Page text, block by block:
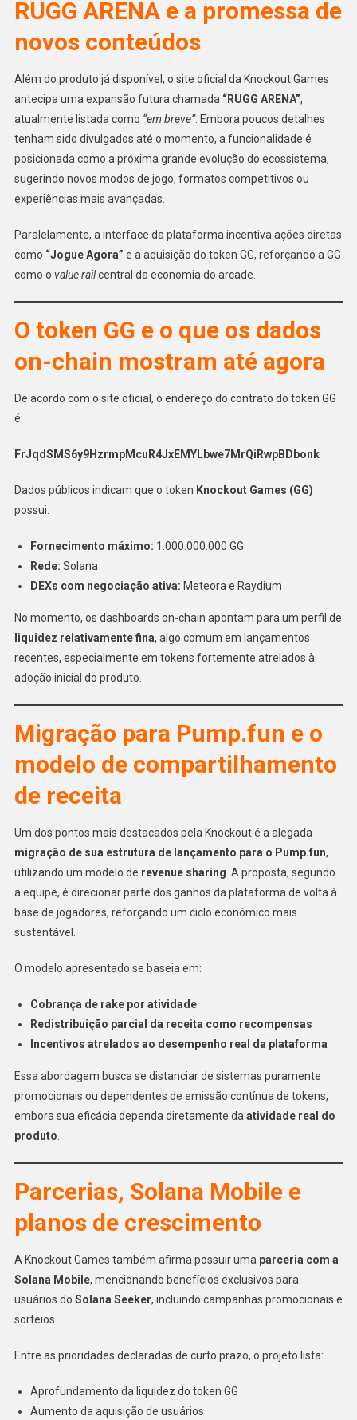
RUGG ARENA e a promessa de
novos conteúdos
Além do produto já disponível, o site oficial da Knockout Games
antecipa uma expansão futura chamada “RUGG ARENA”,
atualmente listada como “em breve”. Embora poucos detalhes
tenham sido divulgados até o momento, a funcionalidade é
posicionada como a próxima grande evolução do ecossistema,
sugerindo novos modos de jogo, formatos competitivos ou
experiências mais avançadas.
Paralelamente, a interface da plataforma incentiva ações diretas
como “Jogue Agora” e a aquisição do token GG, reforçando a GG
como o value railcentral da economia do arcade.
O token GG e o que os dados
on-chain mostram até agora
De acordo com o site oficial, o endereço do contrato do token GG
é:
FrJqdSMS6y9HzrmpMcuR4JxEMYLbwe7MrQiRwpBDbonk
Dados públicos indicam que o token Knockout Games (GG)
possui:
Fornecimento máximo: 1.000.000.000 GG
Rede: Solana
DEXs com negociação ativa: Meteora e Raydium
No momento, os dashboards on-chain apontam para um perfil de
liquidez relativamente fina, algo comum em lançamentos
recentes, especialmente em tokens fortemente atrelados à
adoção inicial do produto.
Migração para Pump.fun e o
modelo de compartilhamento
de receita
Um dos pontos mais destacados pela Knockout é a alegada
migração de sua estrutura de lançamento para o Pump.fun,
utilizando um modelo de revenue sharing . A proposta, segundo
a equipe, é direcionar parte dos ganhos da plataforma de volta à
base de jogadores, reforçando um ciclo econômico mais
sustentável.
O modelo apresentado se baseia em:
Cobrança de rake por atividade
Redistribuição parcial da receita como recompensas
Incentivos atrelados ao desempenho real da plataforma
Essa abordagem busca se distanciar de sistemas puramente
promocionais ou dependentes de emissão contínua de tokens,
embora sua eficácia dependa diretamente da atividade real do
produto
Parcerias, Solana Mobile e
planos de crescimento
A Knockout Games também afirma possuir uma parceria com a
Solana Mobile, mencionando benefícios exclusivos para
usuários do Solana Seeker, incluindo campanhas promocionais e
sorteios.
Entre as prioridades declaradas de curto prazo, o projeto lista:
Aprofundamento da liquidez do token GG
Aumento da aquisição de usuários